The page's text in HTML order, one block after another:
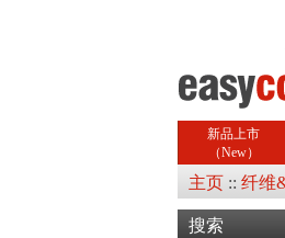
新品上市
（New）
主页 :: 纤维
搜索